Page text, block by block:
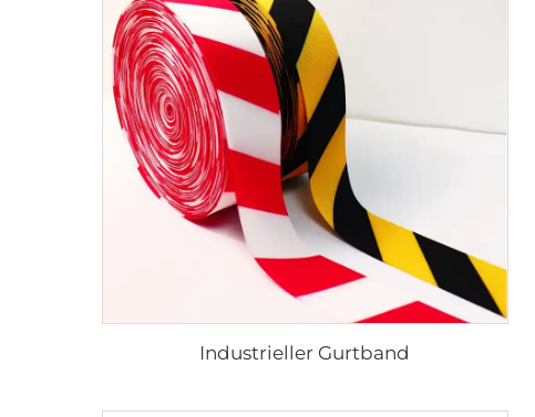
Industrieller Gurtband